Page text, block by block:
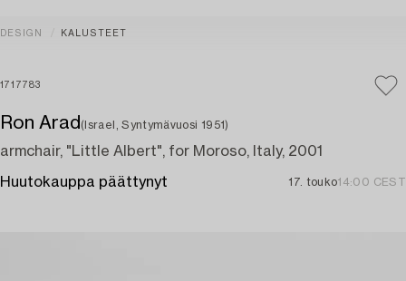
DESIGN KALUSTEET
1717783
Ron Arad (Israel, Syntymävuosi 1951)
armchair, "Little Albert", for Moroso, Italy, 2001
Huutokauppa päättynyt 17. touko14:00 CEST